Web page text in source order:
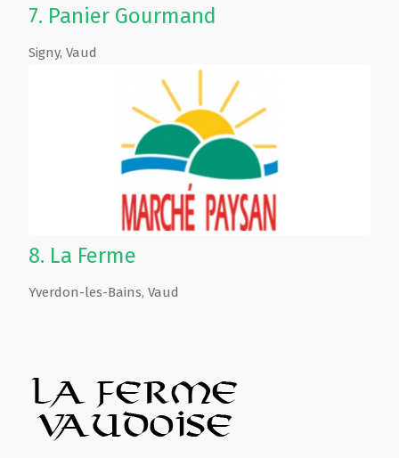
7. Panier Gourmand
Signy, Vaud
8. La Ferme
Yverdon-les-Bains, Vaud